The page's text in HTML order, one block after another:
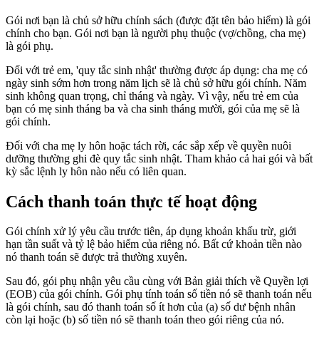
Gói nơi bạn là chủ sở hữu chính sách (được đặt tên bảo hiểm) là gói
chính cho bạn. Gói nơi bạn là người phụ thuộc (vợ/chồng, cha mẹ)
là gói phụ.
Đối với trẻ em, 'quy tắc sinh nhật' thường được áp dụng: cha mẹ có
ngày sinh sớm hơn trong năm lịch sẽ là chủ sở hữu gói chính. Năm
sinh không quan trọng, chỉ tháng và ngày. Vì vậy, nếu trẻ em của
bạn có mẹ sinh tháng ba và cha sinh tháng mười, gói của mẹ sẽ là
gói chính.
Đối với cha mẹ ly hôn hoặc tách rời, các sắp xếp về quyền nuôi
dưỡng thường ghi đè quy tắc sinh nhật. Tham khảo cả hai gói và bất
kỳ sắc lệnh ly hôn nào nếu có liên quan.
Cách thanh toán thực tế hoạt động
Gói chính xử lý yêu cầu trước tiên, áp dụng khoản khấu trừ, giới
hạn tần suất và tỷ lệ bảo hiểm của riêng nó. Bất cứ khoản tiền nào
nó thanh toán sẽ được trả thường xuyên.
Sau đó, gói phụ nhận yêu cầu cùng với Bản giải thích về Quyền lợi
(EOB) của gói chính. Gói phụ tính toán số tiền nó sẽ thanh toán nếu
là gói chính, sau đó thanh toán số ít hơn của (a) số dư bệnh nhân
còn lại hoặc (b) số tiền nó sẽ thanh toán theo gói riêng của nó.